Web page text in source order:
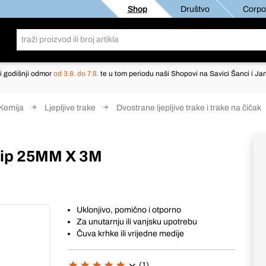
Shop Društvo
godišnji odmor od 3.8. do 7.8. te u tom periodu naši Shopovi na Savici Šanci i
Ljepljive trake Dvostrane ljepljive trake i trake na čičak
25MM X 3M
Uklonjivo, pomično i otporno
Za unutarnju ili vanjsku upotrebu
Čuva krhke ili vrijedne medije